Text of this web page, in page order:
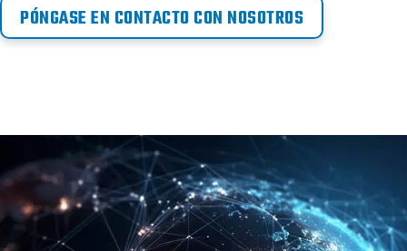
PÓNGASE EN CONTACTO CON NOSOTROS